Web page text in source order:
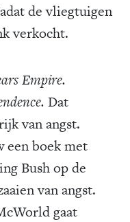
de vliegtuigen
verkocht.
Empire.
Dat
van angst.
een boek met
Bush op de
van angst.
gaat